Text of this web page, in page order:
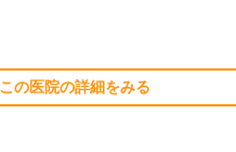
この医院の詳細をみる